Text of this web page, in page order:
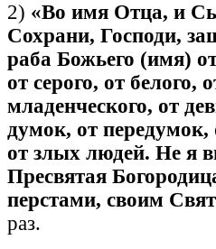
2) «Во имя Отца, и
Сохрани, Господи,
раба Божьего (имя)
от серого, от белого,
младенческого, от
думок, от передумок,
от злых людей. Не я
Пресвятая
перстами, своим
раз.